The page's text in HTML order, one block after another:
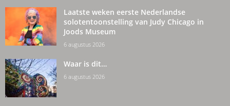
Laatste weken eerste Nederlandse
solotentoonstelling van Judy Chicago in
Joods Museum
6 augustus 2026
Waar is dit…
6 augustus 2026